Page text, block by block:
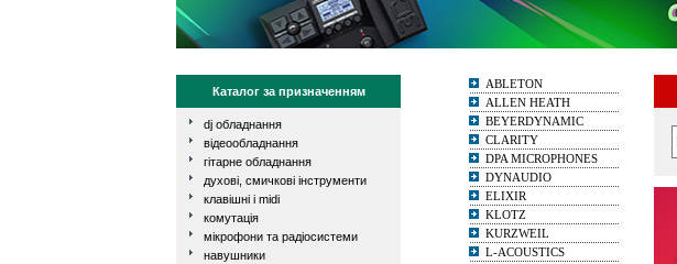
Каталог за призначенням
dj обладнання
відеообладнання
гітарне обладнання
духові, смичкові інструменти
клавішні і midi
комутація
мікрофони та радіосистеми
навушники
ABLETON
ALLEN HEATH
BEYERDYNAMIC
CLARITY
DPA MICROPHONES
DYNAUDIO
ELIXIR
KLOTZ
KURZWEIL
L-ACOUSTICS